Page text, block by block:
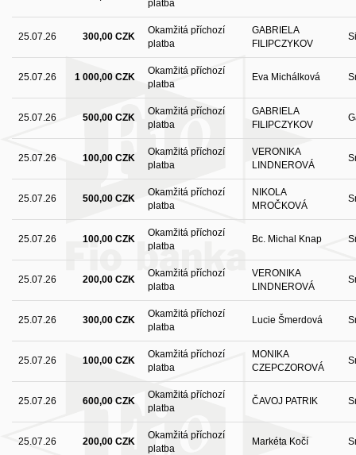
platba
25.07.26 300,00 CZK
Okamžitá příchozí
platba
GABRIELA
FILIPCZYKOV
25.07.26 1 000,00 CZK
Okamžitá příchozí
platba
Eva Michálková
25.07.26 500,00 CZK
Okamžitá příchozí
platba
GABRIELA
FILIPCZYKOV
25.07.26 100,00 CZK
Okamžitá příchozí
platba
VERONIKA
LINDNEROVÁ
25.07.26 500,00 CZK
Okamžitá příchozí
platba
NIKOLA
MROČKOVÁ
25.07.26 100,00 CZK
Okamžitá příchozí
platba
Bc. Michal Knap
25.07.26 200,00 CZK
Okamžitá příchozí
platba
VERONIKA
LINDNEROVÁ
25.07.26 300,00 CZK
Okamžitá příchozí
platba
Lucie Šmerdová
25.07.26 100,00 CZK
Okamžitá příchozí
platba
MONIKA
CZEPCZOROVÁ
25.07.26 600,00 CZK
Okamžitá příchozí
platba
ČAVOJ PATRIK
25.07.26 200,00 CZK
Okamžitá příchozí
platba
Markéta Kočí